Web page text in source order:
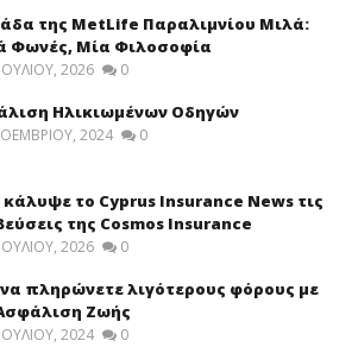
της MetLife Παραλιμνίου Μιλά:
Φωνές, Μία Φιλοσοφία
2026 0
Ηλικιωμένων Οδηγών
2024 0
κάλυψε το Cyprus Insurance News τις
της Cosmos Insurance
2026 0
πληρώνετε λιγότερους φόρους με
Ζωής
2024 0